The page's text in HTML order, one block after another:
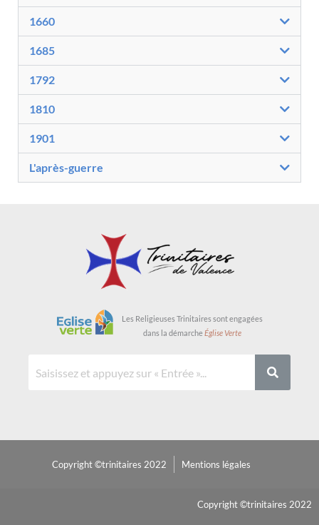
1660
1685
1792
1810
1901
L'après-guerre
Les Religieuses Trinitaires sont engagées
dans la démarcheÉglise Verte
Copyright ©trinitaires 2022 Mentions légales
Copyright ©trinitaires 2022